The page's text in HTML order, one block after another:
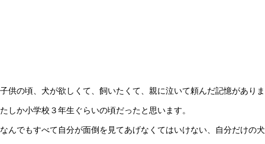
子供の頃、犬が欲しくて、飼いたくて、親に泣いて頼んだ記憶があり
たしか小学校３年生ぐらいの頃だったと思います。
なんでもすべて自分が面倒を見てあげなくてはいけない、自分だけの